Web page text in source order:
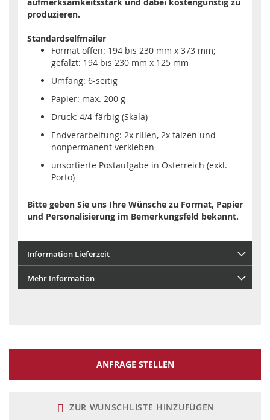
produzieren.
Standardselfmailer
Format offen: 194 bis 230 mm x 373 mm;
gefalzt: 194 bis 230 mm x 125 mm
Umfang: 6-seitig
Papier: max. 200 g
Druck: 4/4-färbig (Skala)
Endverarbeitung: 2x rillen, 2x falzen und
nonpermanent verkleben
unsortierte Postaufgabe in Österreich (exkl.
Porto)
Bitte geben Sie uns Ihre Wünsche zu Format, Papier
und Personalisierung im Bemerkungsfeld bekannt.
Information Lieferzeit
Mehr Information
ANFRAGE STELLEN
ZUR WUNSCHLISTE HINZUFÜGEN